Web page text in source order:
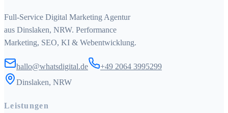
Full-Service Digital Marketing Agentur
aus Dinslaken, NRW. Performance
Marketing, SEO, KI & Webentwicklung.
hallo@whatsdigital.de
+49 2064 3995299
Dinslaken, NRW
Leistungen